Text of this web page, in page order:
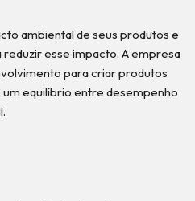
ambiental de seus produtos e
esse impacto. A empresa
para criar produtos
equilíbrio entre desempenho